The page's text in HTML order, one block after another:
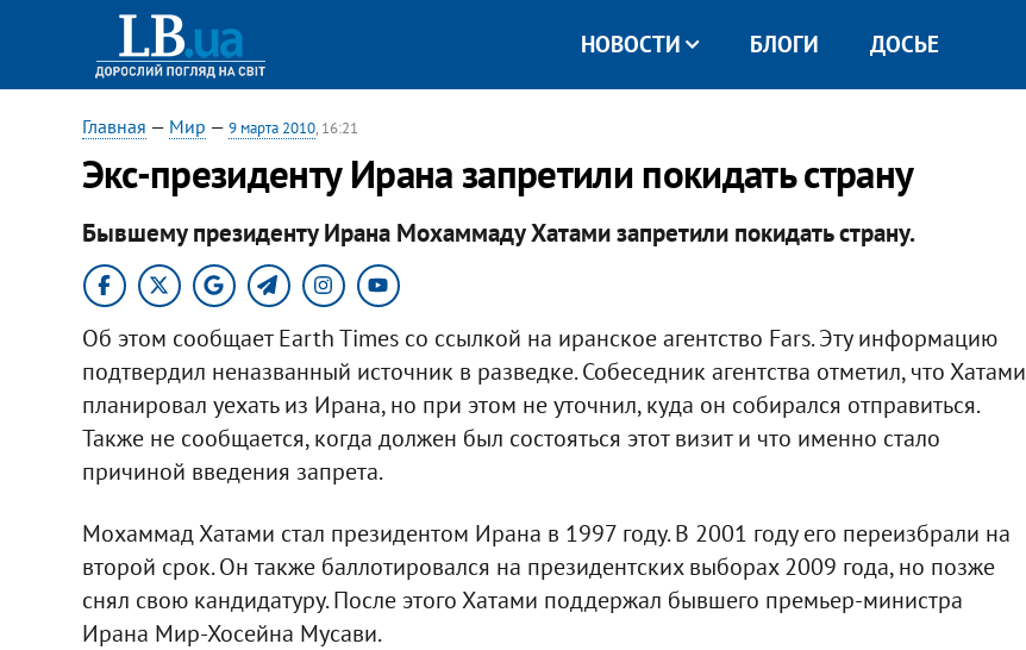
НОВОСТИ БЛОГИ ДОСЬЕ
Главная — Мир — 9 марта 2010, 16:21
Экс-президенту Ирана запретили покидать страну
Бывшему президенту Ирана Мохаммаду Хатами запретили покидать страну.
Об этом сообщает Earth Times со ссылкой на иранское агентство Fars. Эту информацию
подтвердил неназванный источник в разведке. Собеседник агентства отметил, что Хатами
планировал уехать из Ирана, но при этом не уточнил, куда он собирался отправиться.
Также не сообщается, когда должен был состояться этот визит и что именно стало
причиной введения запрета.
Мохаммад Хатами стал президентом Ирана в 1997 году. В 2001 году его переизбрали на
второй срок. Он также баллотировался на президентских выборах 2009 года, но позже
снял свою кандидатуру. После этого Хатами поддержал бывшего премьер-министра
Ирана Мир-Хосейна Мусави.